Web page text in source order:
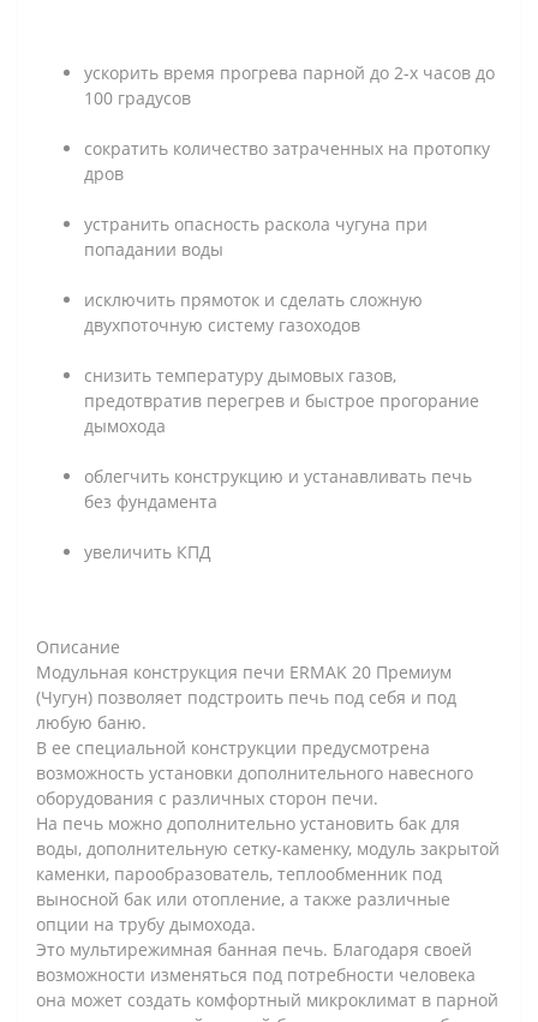
ускорить время прогрева парной до 2-х часов до
100 градусов
сократить количество затраченных на протопку
дров
устранить опасность раскола чугуна при
попадании воды
исключить прямоток и сделать сложную
двухпоточную систему газоходов
снизить температуру дымовых газов,
предотвратив перегрев и быстрое прогорание
дымохода
облегчить конструкцию и устанавливать печь
без фундамента
увеличить КПД
Описание
Модульная конструкция печи ERMAK 20 Премиум
(Чугун) позволяет подстроить печь под себя и под
любую баню.
В ее специальной конструкции предусмотрена
возможность установки дополнительного навесного
оборудования с различных сторон печи.
На печь можно дополнительно установить бак для
воды, дополнительную сетку-каменку, модуль закрытой
каменки, парообразователь, теплообменник под
выносной бак или отопление, а также различные
опции на трубу дымохода.
Это мультирежимная банная печь. Благодаря своей
возможности изменяться под потребности человека
она может создать комфортный микроклимат в парной